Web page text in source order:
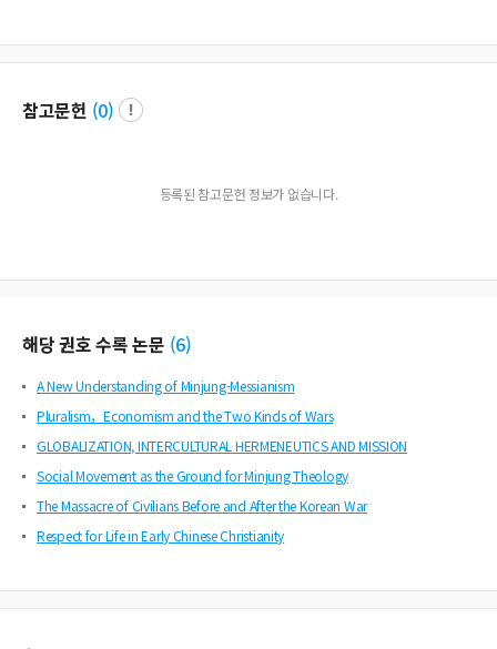
참고문헌 (0)
등록된 참고문헌 정보가 없습니다.
해당 권호 수록 논문 (6)
A New Understanding of Minjung-Messianism
Pluralism，Economism and the Two Kinds of Wars
GLOBALIZATION, INTERCULTURAL HERMENEUTICS AND MISSION
Social Movement as the Ground for Minjung Theology
The Massacre of Civilians Before and After the Korean War
Respect for Life in Early Chinese Christianity